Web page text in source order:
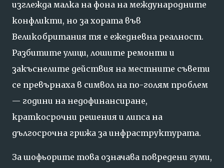
изглежда малка на фона на международните
конфликти, но за хората във
Великобритания тя е ежедневна реалност.
Разбитите улици, лошите ремонти и
закъснелите действия на местните съвети
се превърнаха в символ на по-голям проблем
— години на недофинансиране,
краткосрочни решения и липса на
дългосрочна грижа за инфраструктурата.
За шофьорите това означава повредени гуми,